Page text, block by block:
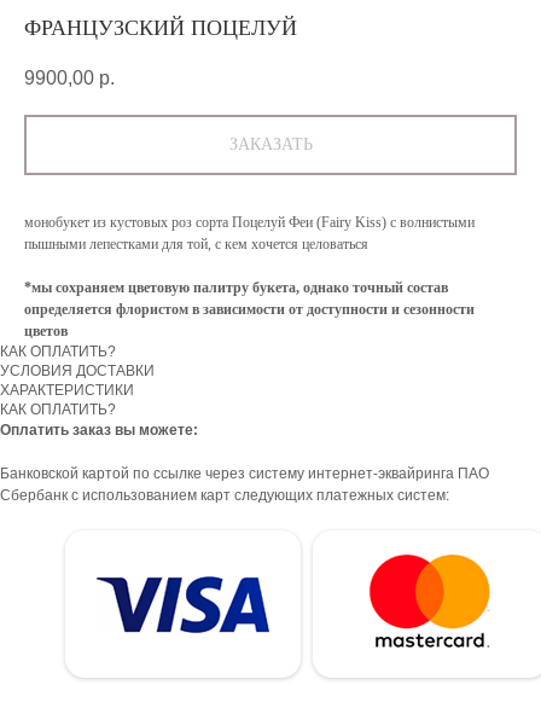
ФРАНЦУЗСКИЙ ПОЦЕЛУЙ
9900,00 р.
ЗАКАЗАТЬ
монобукет из кустовых роз сорта Поцелуй Феи (Fairy Kiss) с волнистыми
пышными лепестками для той, с кем хочется целоваться
*мы сохраняем цветовую палитру букета, однако точный состав
определяется флористом в зависимости от доступности и сезонности
цветов
КАК ОПЛАТИТЬ?
УСЛОВИЯ ДОСТАВКИ
ХАРАКТЕРИСТИКИ
КАК ОПЛАТИТЬ?
Оплатить заказ вы можете:
Банковской картой по ссылке через систему интернет-эквайринга ПАО
Сбербанк с использованием карт следующих платежных систем: